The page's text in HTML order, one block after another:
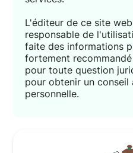
L'éditeur de ce site
responsable de
faite des informations
fortement
pour toute question
pour obtenir un
personnelle.